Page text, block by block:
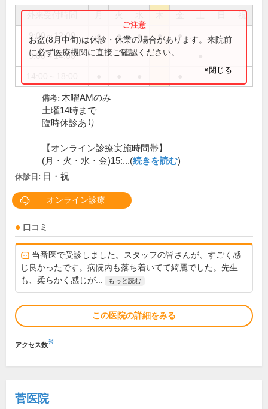
祝
9:00～12:00 ● ● ● ● ●
9:00～14:00
お盆(8月中旬)は休診・休業の場合があります。来院前
に必ず医療機関に直接ご確認ください。
×閉じる
備考: 木曜AMのみ
土曜14時まで
臨時休診あり
【オンライン診療実施時間帯】
(月・火・水・金)15:...(続きを読む)
休診日: 日・祝
オンライン診療
口コミ
当番医で受診しました。スタッフの皆さんが、すごく感
じ良かったです。病院内も落ち着いてて綺麗でした。先生
も、柔らかく感じが...
もっと読む
この医院の詳細をみる
アクセス数※
菅医院